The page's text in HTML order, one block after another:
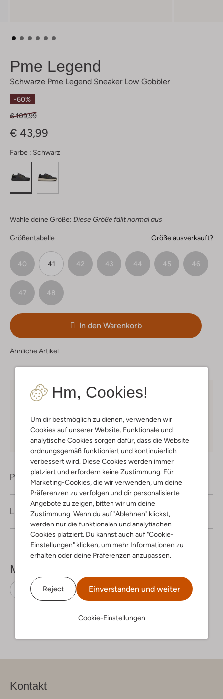
Hm, Cookies!
Um dir bestmöglich zu dienen, verwenden wir
Cookies auf unserer Website. Funktionale und
analytische Cookies sorgen dafür, dass die Website
ordnungsgemäß funktioniert und kontinuierlich
verbessert wird. Diese Cookies werden immer
platziert und erfordern keine Zustimmung. Für
Marketing-Cookies, die wir verwenden, um deine
Präferenzen zu verfolgen und dir personalisierte
Angebote zu zeigen, bitten wir um deine
Zustimmung. Wenn du auf "Ablehnen" klickst,
werden nur die funktionalen und analytischen
Cookies platziert. Du kannst auch auf "Cookie-
Einstellungen" klicken, um mehr Informationen zu
erhalten oder deine Präferenzen anzupassen.
Reject Einverstanden und weiter
Cookie-Einstellungen
Pme Legend
Schwarze Pme Legend Sneaker Low Gobbler
-60%
€ 109,99
€ 43,99
Farbe : Schwarz
Wähle deine Größe: Diese Größe fällt normal aus
Größentabelle Größe ausverkauft?
40 41 42 43 44 45 46
47 48
In den Warenkorb
Ähnliche Artikel
Kostenloser Versandab € 75 für Club-Omoda
Kauf auf Rechnung 30 TagenRückgaberecht
Produktinformation
Lieferung & Rückgabe
Mehr sehen
Sneaker Low Pme Legend Leder
Kontakt